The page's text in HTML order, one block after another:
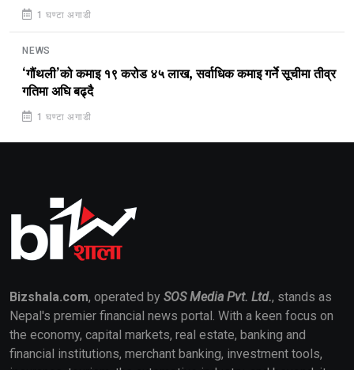
1 घण्टा अगाडी
NEWS
‘गौंथली’को कमाइ १९ करोड ४५ लाख, सर्वाधिक कमाइ गर्ने सूचीमा तीव्र
गतिमा अघि बढ्दै
1 घण्टा अगाडी
Bizshala.com, operated by SOS Media Pvt. Ltd., stands as
Nepal's premier financial news portal. With a keen focus on
the economy, capital markets, real estate, banking and
financial institutions, merchant banking, investment tools,